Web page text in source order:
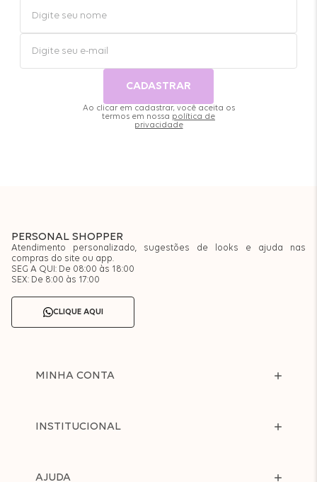
CADASTRAR
Ao clicar em cadastrar, você aceita os
termos em nossa política de
privacidade
PERSONAL SHOPPER
Atendimento personalizado, sugestões de looks e ajuda nas
compras do site ou app.
SEG A QUI: De 08:00 às 18:00
SEX: De 8:00 às 17:00
CLIQUE AQUI
MINHA CONTA
INSTITUCIONAL
AJUDA